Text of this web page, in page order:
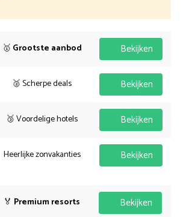
🥇 Grootste aanbod Bekijken
🥈 Scherpe deals Bekijken
🥉 Voordelige hotels Bekijken
Heerlijke zonvakanties Bekijken
🏅 Premium resorts Bekijken